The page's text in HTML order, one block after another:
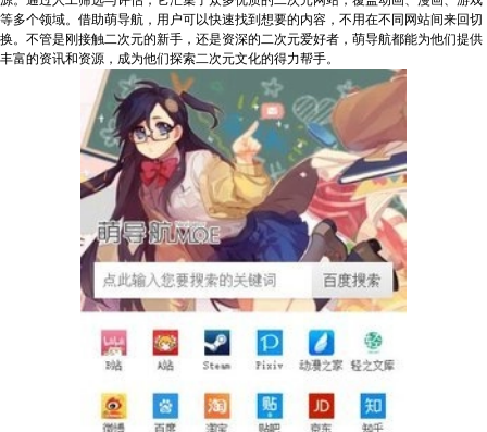
等多个领域。借助萌导航，用户可以快速找到想要的内容，不用在不同网站间来回切
换。不管是刚接触二次元的新手，还是资深的二次元爱好者，萌导航都能为他们提供
丰富的资讯和资源，成为他们探索二次元文化的得力帮手。